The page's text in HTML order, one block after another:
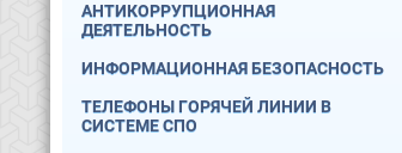
АНТИКОРРУПЦИОННАЯ
ДЕЯТЕЛЬНОСТЬ
ИНФОРМАЦИОННАЯ БЕЗОПАСНОСТЬ
ТЕЛЕФОНЫ ГОРЯЧЕЙ ЛИНИИ В
СИСТЕМЕ СПО